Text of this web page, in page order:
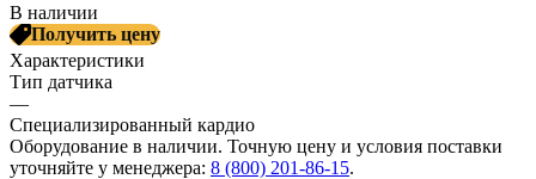
В наличии
Получить цену
Характеристики
Тип датчика
—
Специализированный кардио
Оборудование в наличии. Точную цену и условия поставки
уточняйте у менеджера: 8 (800) 201-86-15.